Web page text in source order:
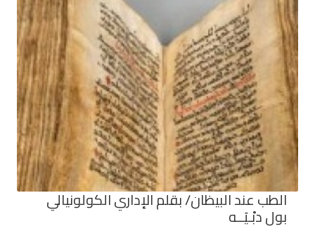
الطب عند البيظان/ بقلم الإداري الكولونيالي
بول دبْـيَــه